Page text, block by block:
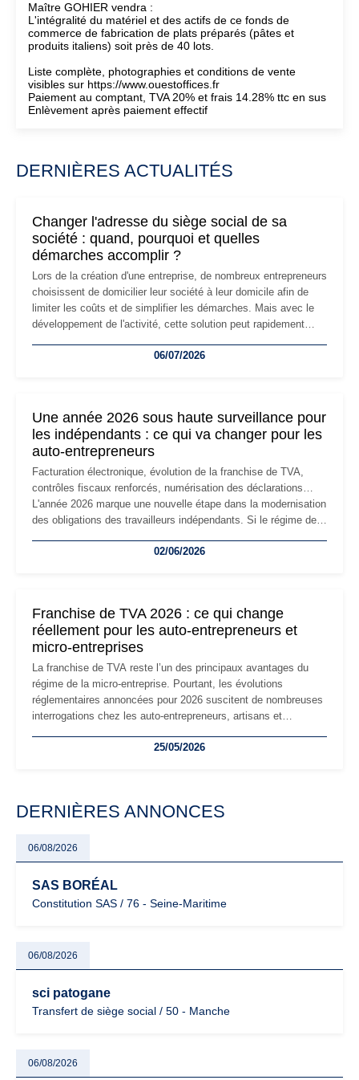
Maître GOHIER vendra :
L'intégralité du matériel et des actifs de ce fonds de
commerce de fabrication de plats préparés (pâtes et
produits italiens) soit près de 40 lots.
Liste complète, photographies et conditions de vente
visibles sur https://www.ouestoffices.fr
Paiement au comptant, TVA 20% et frais 14.28% ttc en sus
Enlèvement après paiement effectif
DERNIÈRES ACTUALITÉS
Changer l'adresse du siège social de sa
société : quand, pourquoi et quelles
démarches accomplir ?
Lors de la création d'une entreprise, de nombreux entrepreneurs
choisissent de domicilier leur société à leur domicile afin de
limiter les coûts et de simplifier les démarches. Mais avec le
développement de l'activité, cette solution peut rapidement
professionnels, recrutement, image de marque… Le
06/07/2026
Une année 2026 sous haute surveillance pour
les indépendants : ce qui va changer pour les
auto-entrepreneurs
Facturation électronique, évolution de la franchise de TVA,
contrôles fiscaux renforcés, numérisation des déclarations…
L'année 2026 marque une nouvelle étape dans la modernisation
des obligations des travailleurs indépendants. Si le régime de
les auto-entrepreneurs devront s'adapter à un environnement
02/06/2026
Franchise de TVA 2026 : ce qui change
réellement pour les auto-entrepreneurs et
micro-entreprises
La franchise de TVA reste l’un des principaux avantages du
régime de la micro-entreprise. Pourtant, les évolutions
réglementaires annoncées pour 2026 suscitent de nombreuses
interrogations chez les auto-entrepreneurs, artisans et
facturation ou risque de bascule vers la TVA : les règles
25/05/2026
DERNIÈRES ANNONCES
06/08/2026
SAS BORÉAL
Constitution SAS / 76 - Seine-Maritime
06/08/2026
sci patogane
Transfert de siège social / 50 - Manche
06/08/2026